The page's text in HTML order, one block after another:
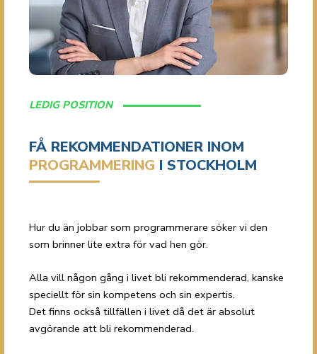
LEDIG POSITION
FÅ REKOMMENDATIONER INOM
PROGRAMMERING I STOCKHOLM
Hur du än jobbar som programmerare söker vi den
som brinner lite extra för vad hen gör.
Alla vill någon gång i livet bli rekommenderad, kanske
speciellt för sin kompetens och sin expertis.
Det finns också tillfällen i livet då det är absolut
avgörande att bli rekommenderad.